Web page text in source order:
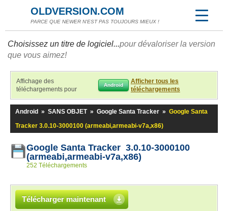
OLDVERSION.COM
PARCE QUE NEWER N'EST PAS TOUJOURS MIEUX !
Choisissez un titre de logiciel...pour dévaloriser la version
que vous aimez!
Affichage des
téléchargements pour
Android
Afficher tous les
téléchargements
Android » SANS OBJET » Google Santa Tracker » Google Santa
Tracker 3.0.10-3000100 (armeabi,armeabi-v7a,x86)
Google Santa Tracker 3.0.10-3000100
(armeabi,armeabi-v7a,x86)
252 Téléchargements
Télécharger maintenant